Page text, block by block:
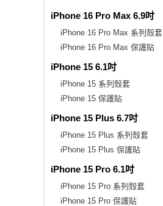
iPhone 16 Pro Max 6.9吋
iPhone 16 Pro Max 系列殼套
iPhone 16 Pro Max 保護貼
iPhone 15 6.1吋
iPhone 15 系列殼套
iPhone 15 保護貼
iPhone 15 Plus 6.7吋
iPhone 15 Plus 系列殼套
iPhone 15 Plus 保護貼
iPhone 15 Pro 6.1吋
iPhone 15 Pro 系列殼套
iPhone 15 Pro 保護貼